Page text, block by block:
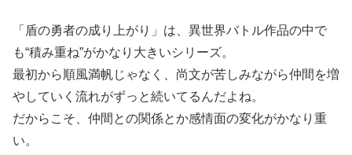
「盾の勇者の成り上がり」は、異世界バトル作品の中で
も“積み重ね”がかなり大きいシリーズ。
最初から順風満帆じゃなく、尚文が苦しみながら仲間を増
やしていく流れがずっと続いてるんだよね。
だからこそ、仲間との関係とか感情面の変化がかなり重
い。